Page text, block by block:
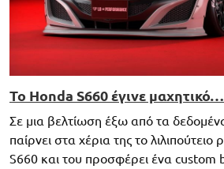
Το Honda S660 έγινε
Σε μια βελτίωση έξω από τα
παίρνει στα χέρια της το
S660 και του προσφέρει ένα custom